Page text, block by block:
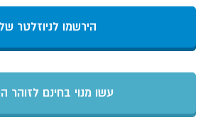
הירשמו לניוזלטר
עשו מנוי בחינם לזוהר